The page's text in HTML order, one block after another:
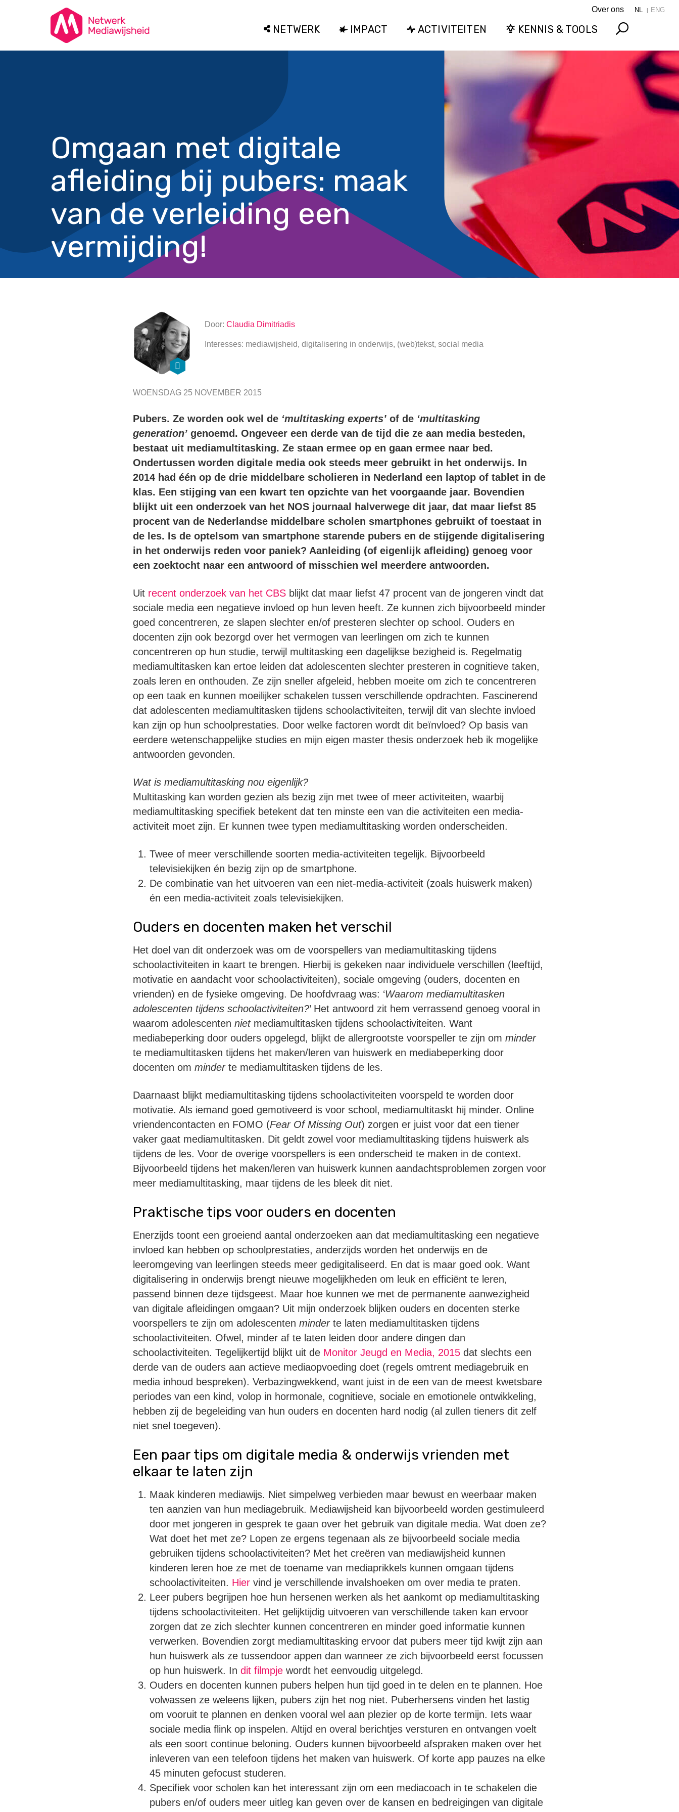
Over ons NL ENG
NETWERK IMPACT ACTIVITEITEN KENNIS & TOOLS
Omgaan met digitale
afleiding bij pubers: maak
van de verleiding een
vermijding!
Door: Claudia Dimitriadis
Interesses: mediawijsheid, digitalisering in onderwijs, (web)tekst, social media
WOENSDAG 25 NOVEMBER 2015
Pubers. Ze worden ook wel de ‘multitasking experts’of de ‘multitasking
generation’genoemd. Ongeveer een derde van de tijd die ze aan media besteden,
bestaat uit mediamultitasking. Ze staan ermee op en gaan ermee naar bed.
Ondertussen worden digitale media ook steeds meer gebruikt in het onderwijs. In
2014 had één op de drie middelbare scholieren in Nederland een laptop of tablet in de
klas. Een stijging van een kwart ten opzichte van het voorgaande jaar. Bovendien
blijkt uit een onderzoek van het NOS journaal halverwege dit jaar, dat maar liefst 85
procent van de Nederlandse middelbare scholen smartphones gebruikt of toestaat in
de les. Is de optelsom van smartphone starende pubers en de stijgende digitalisering
in het onderwijs reden voor paniek? Aanleiding (of eigenlijk afleiding) genoeg voor
een zoektocht naar een antwoord of misschien wel meerdere antwoorden.
Uit recent onderzoek van het CBSblijkt dat maar liefst 47 procent van de jongeren vindt dat
sociale media een negatieve invloed op hun leven heeft. Ze kunnen zich bijvoorbeeld minder
goed concentreren, ze slapen slechter en/of presteren slechter op school. Ouders en
docenten zijn ook bezorgd over het vermogen van leerlingen om zich te kunnen
concentreren op hun studie, terwijl multitasking een dagelijkse bezigheid is. Regelmatig
mediamultitasken kan ertoe leiden dat adolescenten slechter presteren in cognitieve taken,
zoals leren en onthouden. Ze zijn sneller afgeleid, hebben moeite om zich te concentreren
op een taak en kunnen moeilijker schakelen tussen verschillende opdrachten. Fascinerend
dat adolescenten mediamultitasken tijdens schoolactiviteiten, terwijl dit van slechte invloed
kan zijn op hun schoolprestaties. Door welke factoren wordt dit beïnvloed? Op basis van
eerdere wetenschappelijke studies en mijn eigen master thesis onderzoek heb ik mogelijke
antwoorden gevonden.
Wat is mediamultitasking nou eigenlijk?
Multitasking kan worden gezien als bezig zijn met twee of meer activiteiten, waarbij
mediamultitasking specifiek betekent dat ten minste een van die activiteiten een media-
activiteit moet zijn. Er kunnen twee typen mediamultitasking worden onderscheiden.
Twee of meer verschillende soorten media-activiteiten tegelijk. Bijvoorbeeld
televisiekijken én bezig zijn op de smartphone.
De combinatie van het uitvoeren van een niet-media-activiteit (zoals huiswerk maken)
én een media-activiteit zoals televisiekijken.
Ouders en docenten maken het verschil
Het doel van dit onderzoek was om de voorspellers van mediamultitasking tijdens
schoolactiviteiten in kaart te brengen. Hierbij is gekeken naar individuele verschillen (leeftijd,
motivatie en aandacht voor schoolactiviteiten), sociale omgeving (ouders, docenten en
vrienden) en de fysieke omgeving. De hoofdvraag was: ‘Waarom mediamultitasken
adolescenten tijdens schoolactiviteiten?’ Het antwoord zit hem verrassend genoeg vooral in
waarom adolescenten nietmediamultitasken tijdens schoolactiviteiten. Want
mediabeperking door ouders opgelegd, blijkt de allergrootste voorspeller te zijn om minder
te mediamultitasken tijdens het maken/leren van huiswerk en mediabeperking door
docenten om minderte mediamultitasken tijdens de les.
Daarnaast blijkt mediamultitasking tijdens schoolactiviteiten voorspeld te worden door
motivatie. Als iemand goed gemotiveerd is voor school, mediamultitaskt hij minder. Online
vriendencontacten en FOMO (Fear Of Missing Out) zorgen er juist voor dat een tiener
vaker gaat mediamultitasken. Dit geldt zowel voor mediamultitasking tijdens huiswerk als
tijdens de les. Voor de overige voorspellers is een onderscheid te maken in de context.
Bijvoorbeeld tijdens het maken/leren van huiswerk kunnen aandachtsproblemen zorgen voor
meer mediamultitasking, maar tijdens de les bleek dit niet.
Praktische tips voor ouders en docenten
Enerzijds toont een groeiend aantal onderzoeken aan dat mediamultitasking een negatieve
invloed kan hebben op schoolprestaties, anderzijds worden het onderwijs en de
leeromgeving van leerlingen steeds meer gedigitaliseerd. En dat is maar goed ook. Want
digitalisering in onderwijs brengt nieuwe mogelijkheden om leuk en efficiënt te leren,
passend binnen deze tijdsgeest. Maar hoe kunnen we met de permanente aanwezigheid
van digitale afleidingen omgaan? Uit mijn onderzoek blijken ouders en docenten sterke
voorspellers te zijn om adolescenten minderte laten mediamultitasken tijdens
schoolactiviteiten. Ofwel, minder af te laten leiden door andere dingen dan
schoolactiviteiten. Tegelijkertijd blijkt uit de Monitor Jeugd en Media, 2015dat slechts een
derde van de ouders aan actieve mediaopvoeding doet (regels omtrent mediagebruik en
media inhoud bespreken). Verbazingwekkend, want juist in de een van de meest kwetsbare
periodes van een kind, volop in hormonale, cognitieve, sociale en emotionele ontwikkeling,
hebben zij de begeleiding van hun ouders en docenten hard nodig (al zullen tieners dit zelf
niet snel toegeven).
Een paar tips om digitale media & onderwijs vrienden met
elkaar te laten zijn
Maak kinderen mediawijs. Niet simpelweg verbieden maar bewust en weerbaar maken
ten aanzien van hun mediagebruik. Mediawijsheid kan bijvoorbeeld worden gestimuleerd
door met jongeren in gesprek te gaan over het gebruik van digitale media. Wat doen ze?
Wat doet het met ze? Lopen ze ergens tegenaan als ze bijvoorbeeld sociale media
gebruiken tijdens schoolactiviteiten? Met het creëren van mediawijsheid kunnen
kinderen leren hoe ze met de toename van mediaprikkels kunnen omgaan tijdens
schoolactiviteiten. Hiervind je verschillende invalshoeken om over media te praten.
Leer pubers begrijpen hoe hun hersenen werken als het aankomt op mediamultitasking
tijdens schoolactiviteiten. Het gelijktijdig uitvoeren van verschillende taken kan ervoor
zorgen dat ze zich slechter kunnen concentreren en minder goed informatie kunnen
verwerken. Bovendien zorgt mediamultitasking ervoor dat pubers meer tijd kwijt zijn aan
hun huiswerk als ze tussendoor appen dan wanneer ze zich bijvoorbeeld eerst focussen
op hun huiswerk. In dit filmpjewordt het eenvoudig uitgelegd.
Ouders en docenten kunnen pubers helpen hun tijd goed in te delen en te plannen. Hoe
volwassen ze weleens lijken, pubers zijn het nog niet. Puberhersens vinden het lastig
om vooruit te plannen en denken vooral wel aan plezier op de korte termijn. Iets waar
sociale media flink op inspelen. Altijd en overal berichtjes versturen en ontvangen voelt
als een soort continue beloning. Ouders kunnen bijvoorbeeld afspraken maken over het
inleveren van een telefoon tijdens het maken van huiswerk. Of korte app pauzes na elke
45 minuten gefocust studeren.
Specifiek voor scholen kan het interessant zijn om een mediacoach in te schakelen die
pubers en/of ouders meer uitleg kan geven over de kansen en bedreigingen van digitale